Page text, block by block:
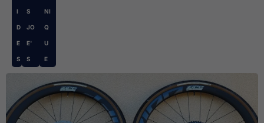
I
D
E
S
S
JO
E'
S
NI
Q
U
E